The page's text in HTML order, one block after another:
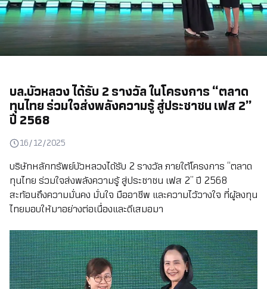
บล.บัวหลวง ได้รับ 2 รางวัล ในโครงการ “ตลาด
ทุนไทย ร่วมใจส่งพลังความรู้ สู่ประชาชน เฟส 2”
ปี 2568
16/12/2025
บริษัทหลักทรัพย์บัวหลวงได้รับ 2 รางวัล ภายใต้โครงการ “ตลาด
ทุนไทย ร่วมใจส่งพลังความรู้ สู่ประชาชน เฟส 2” ปี 2568
สะท้อนถึงความมั่นคง มั่นใจ มืออาชีพ และความไว้วางใจ ที่ผู้ลงทุน
ไทยมอบให้มาอย่างต่อเนื่องและดีเสมอมา